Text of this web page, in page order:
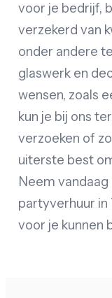
voor je bedrijf,
verzekerd van
onder andere
glaswerk en
wensen, zoals
kun je bij ons
verzoeken of
uiterste best
Neem
partyverhuur in
voor je kunnen